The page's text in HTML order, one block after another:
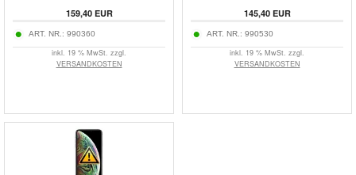
159,40 EUR
ART. NR.: 990360
inkl. 19 % MwSt. zzgl.
VERSANDKOSTEN
145,40 EUR
ART. NR.: 990530
inkl. 19 % MwSt. zzgl.
VERSANDKOSTEN